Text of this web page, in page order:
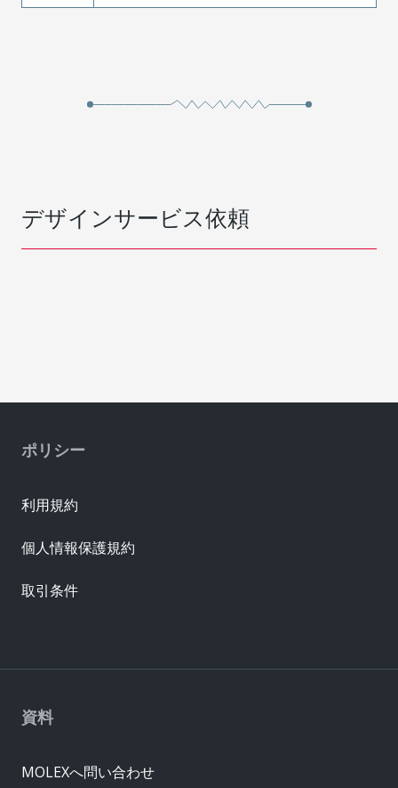
デザインサービス依頼
資料
MOLEXへ問い合わせ
ポリシー
利用規約
個人情報保護規約
取引条件